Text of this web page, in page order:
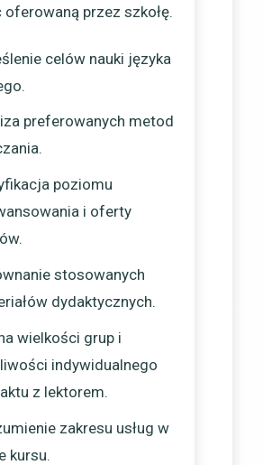
przez szkołę.
celów nauki języka
preferowanych metod
poziomu
i oferty
stosowanych
dydaktycznych.
wielkości grup i
indywidualnego
z lektorem.
zakresu usług w
kursu.